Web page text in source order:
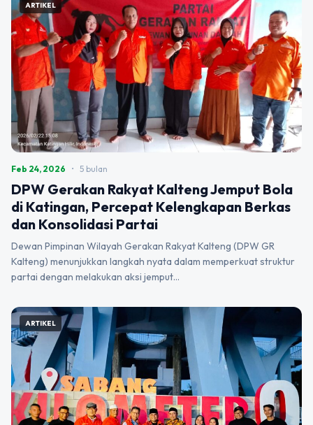
ARTIKEL
Feb 24, 2026 • 5 bulan
DPW Gerakan Rakyat Kalteng Jemput Bola
di Katingan, Percepat Kelengkapan Berkas
dan Konsolidasi Partai
Dewan Pimpinan Wilayah Gerakan Rakyat Kalteng (DPW GR
Kalteng) menunjukkan langkah nyata dalam memperkuat struktur
partai dengan melakukan aksi jemput…
ARTIKEL